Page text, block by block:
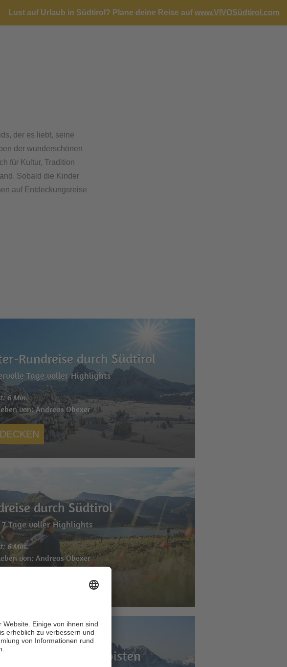
Lust auf Urlaub in Südtirol? Plane deine Reise aufwww.VIVOSüdtirol.com
der es liebt, seine
der wunderschönen
für Kultur, Tradition
Sobald die Kinder
auf Entdeckungsreise
Rundreise durch Südtirol
Tage voller Highlights
6 Min.
von: Andreas Obexer
durch Südtirol
Tage voller Highlights
6 Min.
von: Andreas Obexer
Skipisten